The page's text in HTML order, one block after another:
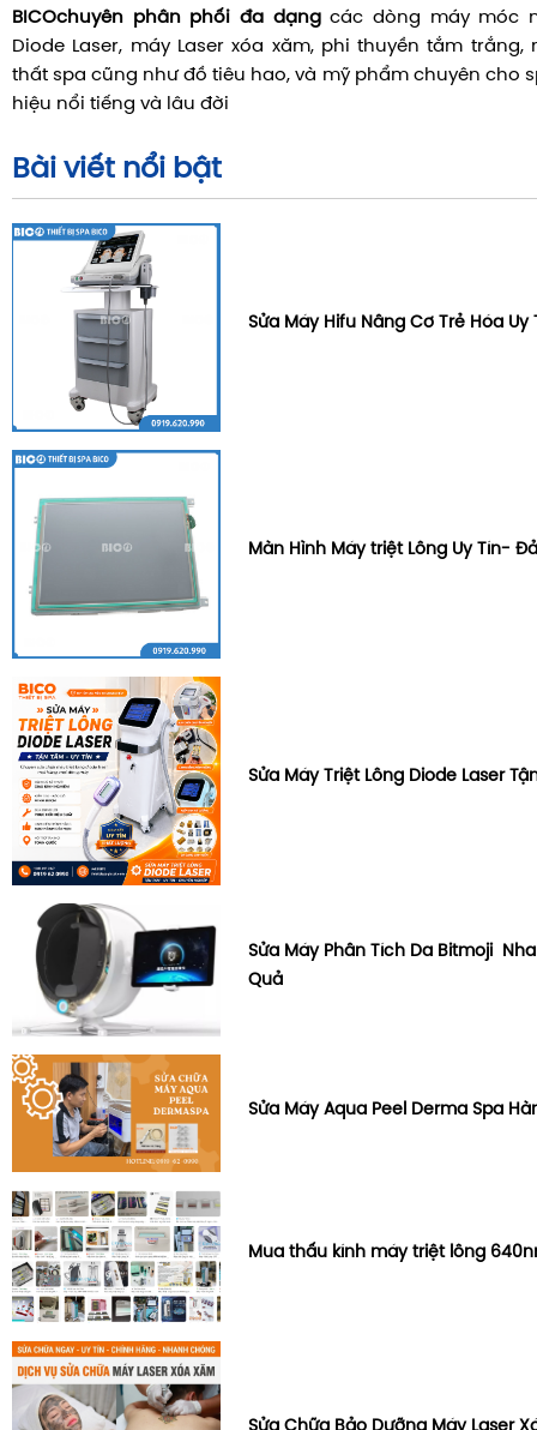
BICOchuyên phân phối đa dạngcác dòng máy móc
Diode Laser, máy Laser xóa xăm, phi thuyền tắm trắng,
thất spa cũng như đồ tiêu hao, và mỹ phẩm chuyên cho
hiệu nổi tiếng và lâu đời
Bài viết nổi bật
Sửa Máy Hifu Nâng Cơ Trẻ Hóa Uy
Màn Hình Máy triệt Lông Uy Tín-
Sửa Máy Triệt Lông Diode Laser
Sửa Máy Phân Tích Da Bitmoji
Quả
Sửa Máy Aqua Peel Derma Spa
Mua thấu kính máy triệt lông